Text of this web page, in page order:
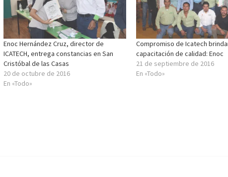
Enoc Hernández Cruz, director de
ICATECH, entrega constancias en San
Cristóbal de las Casas
20 de octubre de 2016
En «Todo»
Compromiso de Icatech
capacitación de calidad: Enoc
21 de septiembre de 2016
En «Todo»